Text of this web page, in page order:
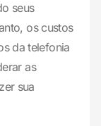
seus
os custos
da telefonia
as
sua